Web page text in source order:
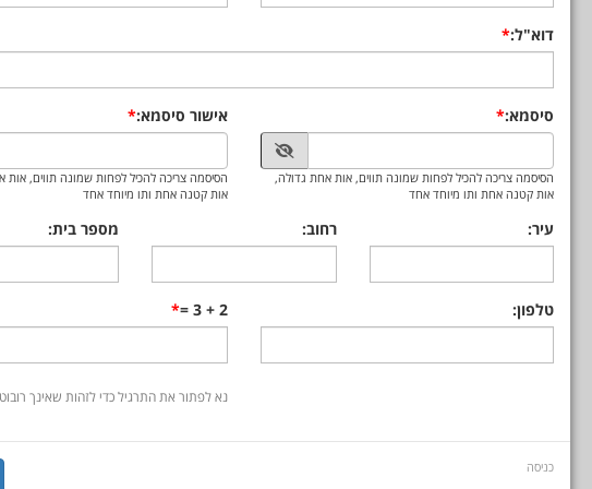
דוא"ל:
סיסמא:
הסיסמה צריכה להכיל לפחות שמונה תווים, אות אחת גדולה,
אות קטנה אחת ותו מיוחד אחד
אישור סיסמא:
הסיסמה צריכה להכיל לפחות שמונה תווים, אות
אות קטנה אחת ותו מיוחד אחד
עיר: רחוב: מספר בית:
טלפון: 2 + 3 =
נא לפתור את התרגיל כדי לזהות שאינך רובוט
כניסה